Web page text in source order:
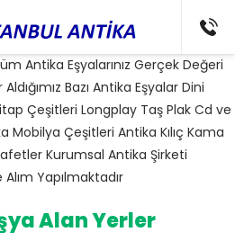
Antika Eşyalarınız Gerçek Değeri
Aldığımız Bazı Antika Eşyalar Dini
Çeşitleri Longplay Taş Plak Cd ve
Mobilya Çeşitleri Antika Kılıç Kama
Kurumsal Antika Şirketi
Yapılmaktadır
Alan Yerler